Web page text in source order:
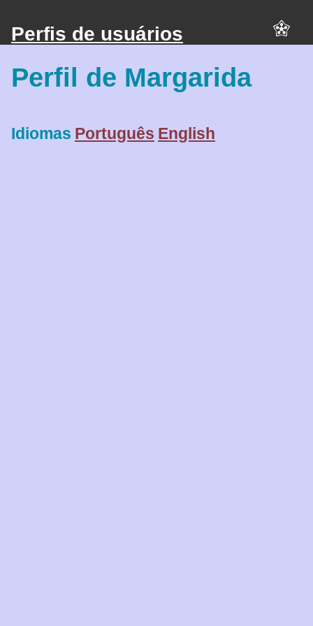
Perfis de usuários
Perfil de Margarida
Idiomas Português English